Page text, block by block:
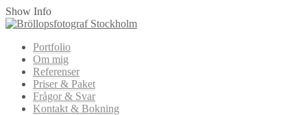
Show Info
Portfolio
Om mig
Referenser
Priser & Paket
Frågor & Svar
Kontakt & Bokning